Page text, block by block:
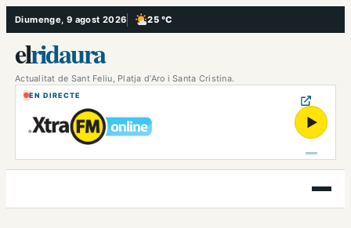
Vés
al
contingut
Diumenge, 9 agost 2026 25 °C
, Poc ennuvolat
elridaura
Actualitat de Sant Feliu, Platja d’Aro i Santa Cristina.
EN DIRECTE
▶
Obre
el